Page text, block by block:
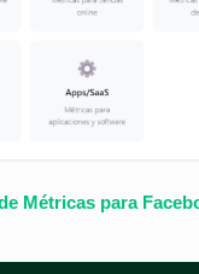
Métricas para